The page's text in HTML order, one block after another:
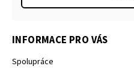
INFORMACE PRO VÁS
Spolupráce